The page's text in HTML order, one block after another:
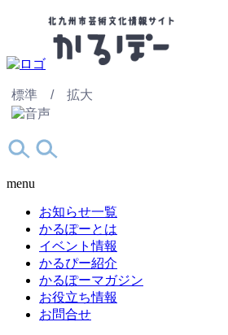
標準 / 拡大
menu
お知らせ一覧
かるぽーとは
イベント情報
かるぴー紹介
かるぽーマガジン
お役立ち情報
お問合せ